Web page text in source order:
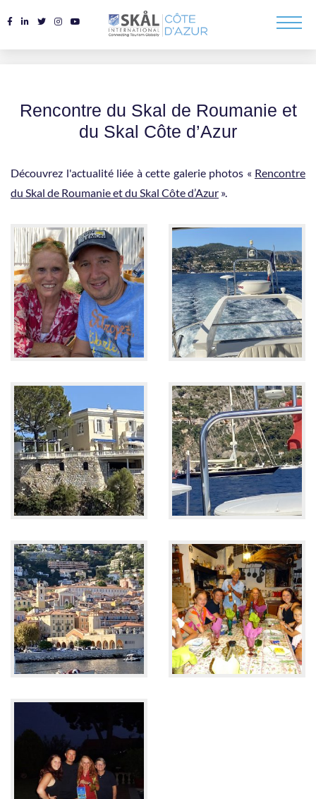
Rencontre du Skal de Roumanie et
du Skal Côte d’Azur
Découvrez l'actualité liée à cette galerie photos « Rencontre
du Skal de Roumanie et du Skal Côte d’Azur ».